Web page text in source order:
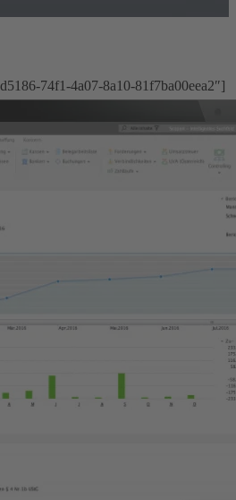
74f1-4a07-8a10-81f7ba00eea2″]